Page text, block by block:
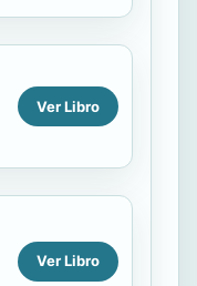
Ver Libro
Ver Libro